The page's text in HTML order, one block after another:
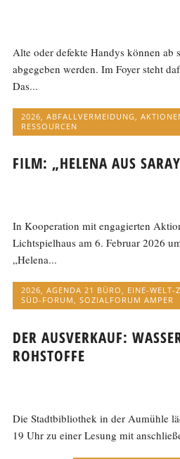
Alte oder defekte Handys können ab
abgegeben werden. Im Foyer steht
Das...
2026 ,ABFALLVERMEIDUNG ,
RESSOURCEN
FILM: „HELENA AUS
In Kooperation mit engagierten
Lichtspielhaus am 6. Februar 2026
„Helena...
2026,AGENDA 21 BÜRO, EINE-WELT-
SÜD-FORUM,SOZIALFORUM AMPER
DER AUSVERKAUF:
ROHSTOFFE
Die Stadtbibliothek in der Aumühle
19 Uhr zu einer Lesung mit